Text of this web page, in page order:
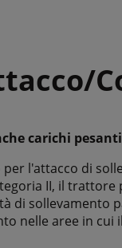
carichi pesanti
l'attacco di
II, il trattore
di sollevamento
nelle aree in